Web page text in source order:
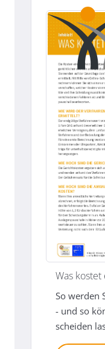
Was
So werden
- und so
scheiden